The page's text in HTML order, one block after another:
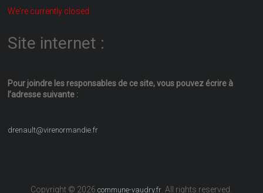
We're currently closed.
Site internet :
Pour joindre les responsables de ce site, vous pouvez écrire à
l’adresse suivante :
drenault@virenormandie.fr
Copyright © 2026commune-vaudry.fr . All rights reserved.